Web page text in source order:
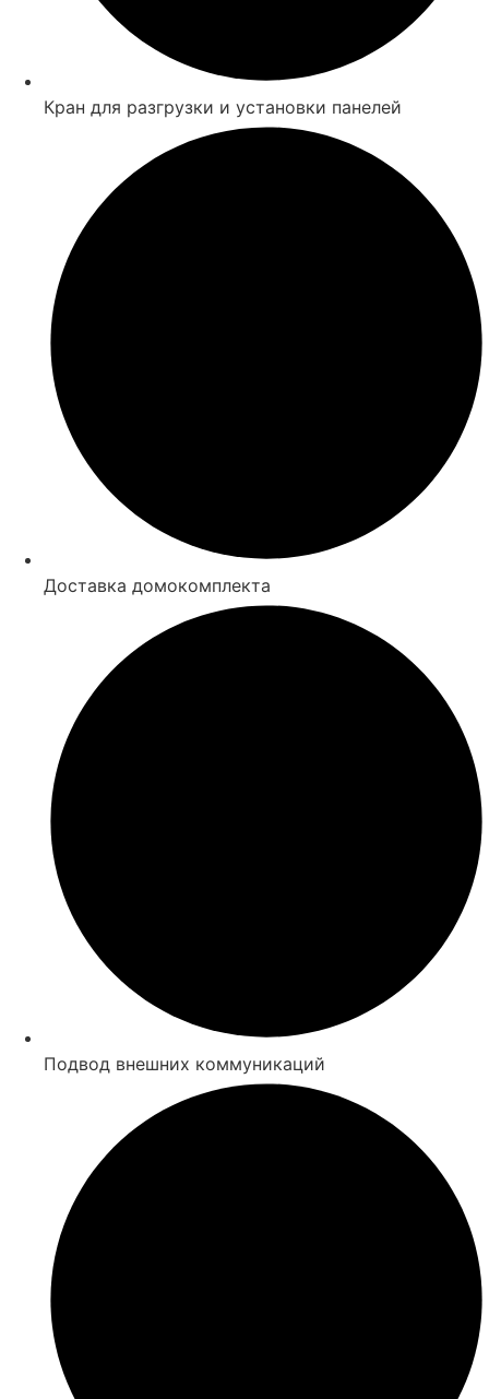
Кран для разгрузки и установки панелей
Доставка домокомплекта
Подвод внешних коммуникаций